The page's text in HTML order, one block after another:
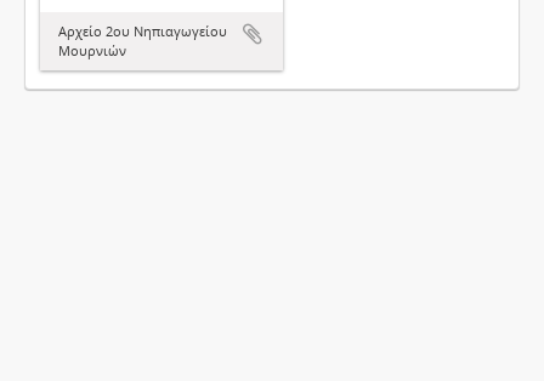
Αρχείο 2ου Νηπιαγωγείου
Μουρνιών